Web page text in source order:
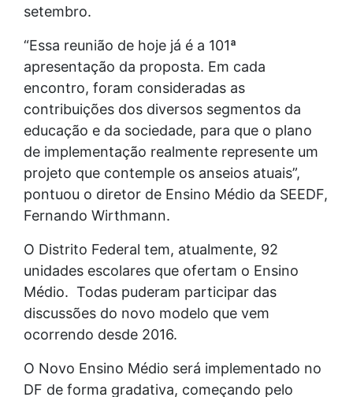
setembro.
“Essa reunião de hoje já é a 101ª
apresentação da proposta. Em cada
encontro, foram consideradas as
contribuições dos diversos segmentos da
educação e da sociedade, para que o plano
de implementação realmente represente um
projeto que contemple os anseios atuais”,
pontuou o diretor de Ensino Médio da SEEDF,
Fernando Wirthmann.
O Distrito Federal tem, atualmente, 92
unidades escolares que ofertam o Ensino
Médio. Todas puderam participar das
discussões do novo modelo que vem
ocorrendo desde 2016.
O Novo Ensino Médio será implementado no
DF de forma gradativa, começando pelo